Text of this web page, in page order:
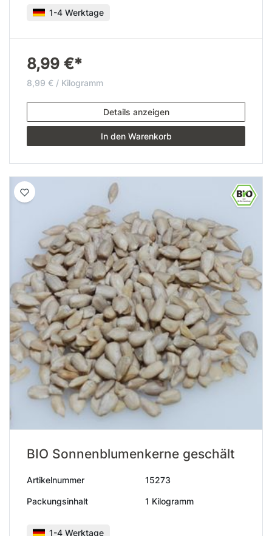
1-4 Werktage
8,99 €*
8,99 € / Kilogramm
Details anzeigen
In den Warenkorb
BIO Sonnenblumenkerne geschält
Artikelnummer 15273
Packungsinhalt 1 Kilogramm
1-4 Werktage